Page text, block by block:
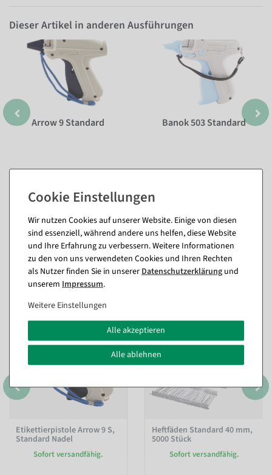
Dieser Artikel in anderen Ausführungen
Arrow 9 Standard Banok 503 Standard
Passende Artikel zu diesem Produkt
(8)
Etikettierpistole Arrow 9 S,
Standard Nadel
Sofort versandfähig.
Heftfäden Standard 40 mm,
5000 Stück
Sofort versandfähig.
Wir nutzen Cookies auf unserer Website. Einige von diesen
sind essenziell, während andere uns helfen, diese Website
und Ihre Erfahrung zu verbessern. Weitere Informationen
zu den von uns verwendeten Cookies und Ihren Rechten
als Nutzer finden Sie in unsererDaten­schutz­erklärung und
unserem Impressum.
Weitere Einstellungen
Alle akzeptieren
Alle ablehnen